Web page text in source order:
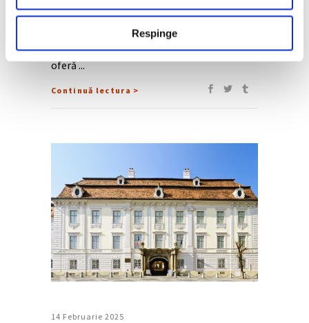
Respinge
muzeului și redeschiderea aripii Sainsbury
după doi ani de renovare. Pentru prima dată
în istoria sa, Galeria Națională din Londra
oferă
Continuă lectura >
14 Februarie 2025